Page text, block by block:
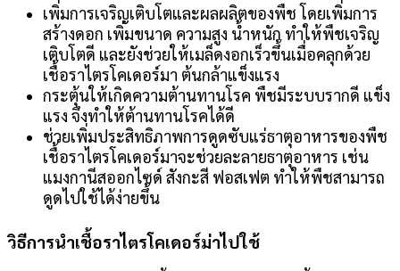
เพิ่มการเจริญเติบโตและผลผลิตของพืช โดยเพิ่มการ
สร้างดอก เพิ่มขนาด ความสูง น้ำหนัก ทำให้พืชเจริญ
เติบโตดี และยังช่วยให้เมล็ดงอกเร็วขึ้นเมื่อคลุกด้วย
เชื้อราไตรโคเดอร์มา ต้นกล้าแข็งแรง
กระตุ้นให้เกิดความต้านทานโรค พืชมีระบบรากดี แข็ง
แรง จึงทำให้ต้านทานโรคได้ดี
ช่วยเพิ่มประสิทธิภาพการดูดซับแร่ธาตุอาหารของพืช
เชื้อราไตรโคเดอร์มาจะช่วยละลายธาตุอาหาร เช่น
แมงกานีสออกไซด์ สังกะสี ฟอสเฟต ทำให้พืชสามารถ
ดูดไปใช้ได้ง่ายขึ้น
วิธีการนำเชื้อราไตรโคเดอร์ม่าไปใช้